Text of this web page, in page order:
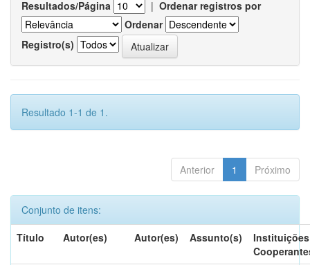
Resultados/Página | Ordenar registros por
Ordenar
Registro(s)
Resultado 1-1 de 1.
Anterior 1 Próximo
Conjunto de itens:
Título
Autor(es) Autor(es) Assunto(s)
Instituições